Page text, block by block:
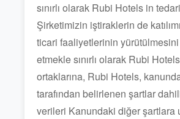
sınırlı olarak Rubi Hotels in
Şirketimizin iştiraklerin de
ticari faaliyetlerinin
etmekle sınırlı olarak Rubi
ortaklarına, Rubi Hotels,
tarafından belirlenen şartlar
verileri Kanundaki diğer şartlara